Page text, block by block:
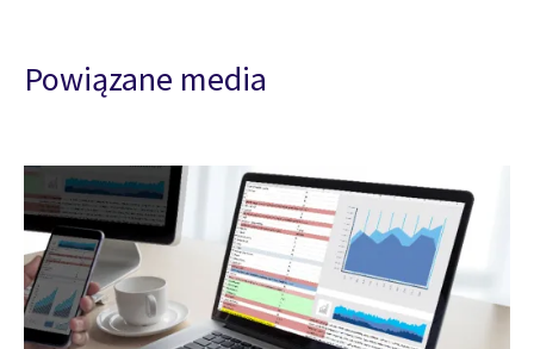
Powiązane media